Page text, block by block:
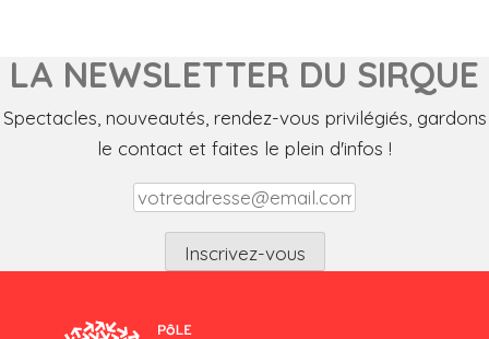
LA NEWSLETTER DU SIRQUE
Spectacles, nouveautés, rendez-vous privilégiés, gardons
le contact et faites le plein d'infos !